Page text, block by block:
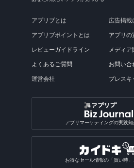
アプリブとは
アプリブポイントとは
レビューガイドライン
よくあるご質問
運営会社
広告掲載
アプリの
メディ
お問い合
プレスキ
アプリマーケティングの実践知
お得なセール情報の「買い時」